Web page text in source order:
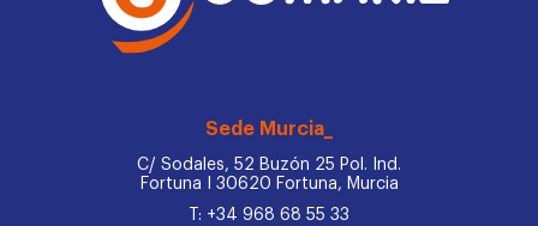
Sede Murcia_
C/ Sodales, 52 Buzón 25 Pol. Ind.
Fortuna I 30620 Fortuna, Murcia
T: +34 968 68 55 33